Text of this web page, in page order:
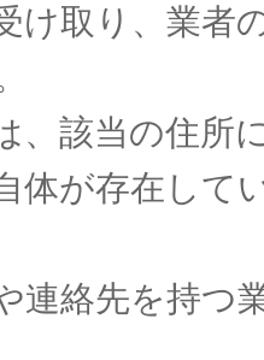
け取り、業者
、該当の住所
体が存在して
連絡先を持つ